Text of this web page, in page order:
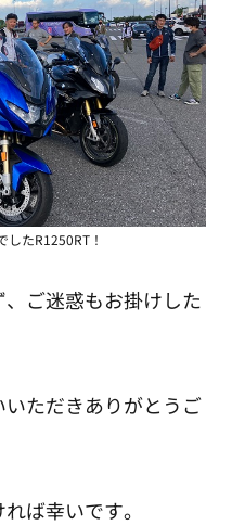
たR1250RT！
ご迷惑もお掛けした
ただきありがとうご
ば幸いです。